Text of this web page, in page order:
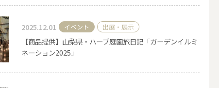
2025.12.01 イベント 出展・展示
【商品提供】山梨県・ハーブ庭園旅日記「ガーデンイルミ
ネーション2025」